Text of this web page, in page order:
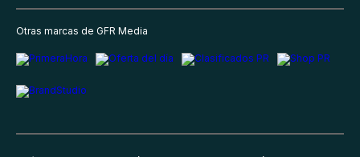
Otras marcas de GFR Media